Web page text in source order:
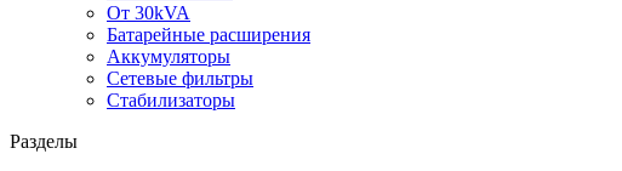
От 30kVA
Батарейные расширения
Аккумуляторы
Сетевые фильтры
Стабилизаторы
Разделы